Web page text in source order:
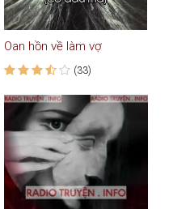
Oan hồn về làm vợ
(33)